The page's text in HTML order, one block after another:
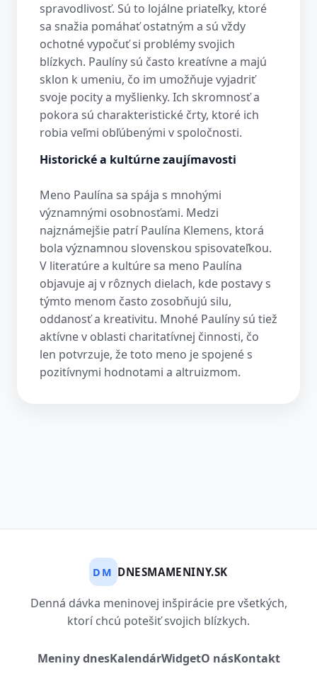
spravodlivosť. Sú to lojálne priateľky, ktoré
sa snažia pomáhať ostatným a sú vždy
ochotné vypočuť si problémy svojich
blízkych. Paulíny sú často kreatívne a majú
sklon k umeniu, čo im umožňuje vyjadriť
svoje pocity a myšlienky. Ich skromnosť a
pokora sú charakteristické črty, ktoré ich
robia veľmi obľúbenými v spoločnosti.
Historické a kultúrne zaujímavosti
Meno Paulína sa spája s mnohými
významnými osobnosťami. Medzi
najznámejšie patrí Paulína Klemens, ktorá
bola významnou slovenskou spisovateľkou.
V literatúre a kultúre sa meno Paulína
objavuje aj v rôznych dielach, kde postavy s
týmto menom často zosobňujú silu,
oddanosť a kreativitu. Mnohé Paulíny sú tiež
aktívne v oblasti charitatívnej činnosti, čo
len potvrzuje, že toto meno je spojené s
pozitívnymi hodnotami a altruizmom.
DM DNESMAMENINY.SK
Denná dávka meninovej inšpirácie pre všetkých,
ktorí chcú potešiť svojich blízkych.
Meniny dnesKalendárWidgetO násKontakt